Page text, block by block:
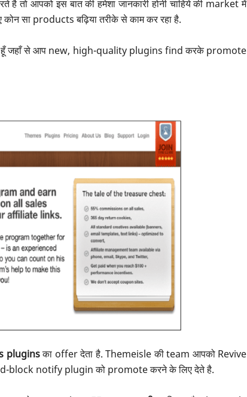
आपको इस बात की हमेशा जानकारी होनी चाहिये की market में
सा products बढ़िया तरीके से काम कर रहा है.
हूँ जहाँ से आप new, high-quality plugins find करके promote
pluginsका offer देता है. Themeisle की team आपको Revive
block notify plugin को promote करने के लिए देते है.